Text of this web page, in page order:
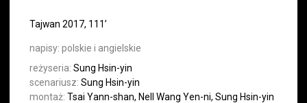
Tajwan 2017, 111’
napisy: polskie i angielskie
reżyseria:Sung Hsin-yin
scenariusz:Sung Hsin-yin
montaż:Tsai Yann-shan, Nell Wang Yen-ni, Sung Hsin-yin